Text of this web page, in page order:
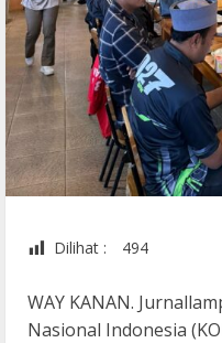
Dilihat : 494
WAY KANAN.
Nasional Indonesia